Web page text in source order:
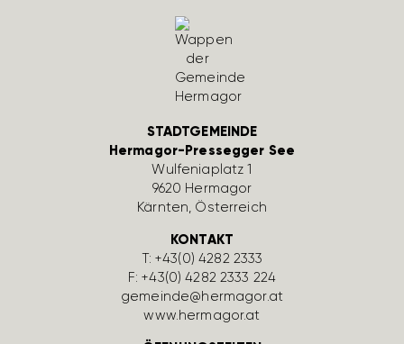
STADTGEMEINDE
Hermagor-Pressegger See
Wulfe­nia­platz 1
9620 Hermagor
Kärnten, Öster­reich
KONTAKT
T:+43(0) 4282 2333
F: +43(0) 4282 2333 224
gemeinde@hermagor.at
www.hermagor.at